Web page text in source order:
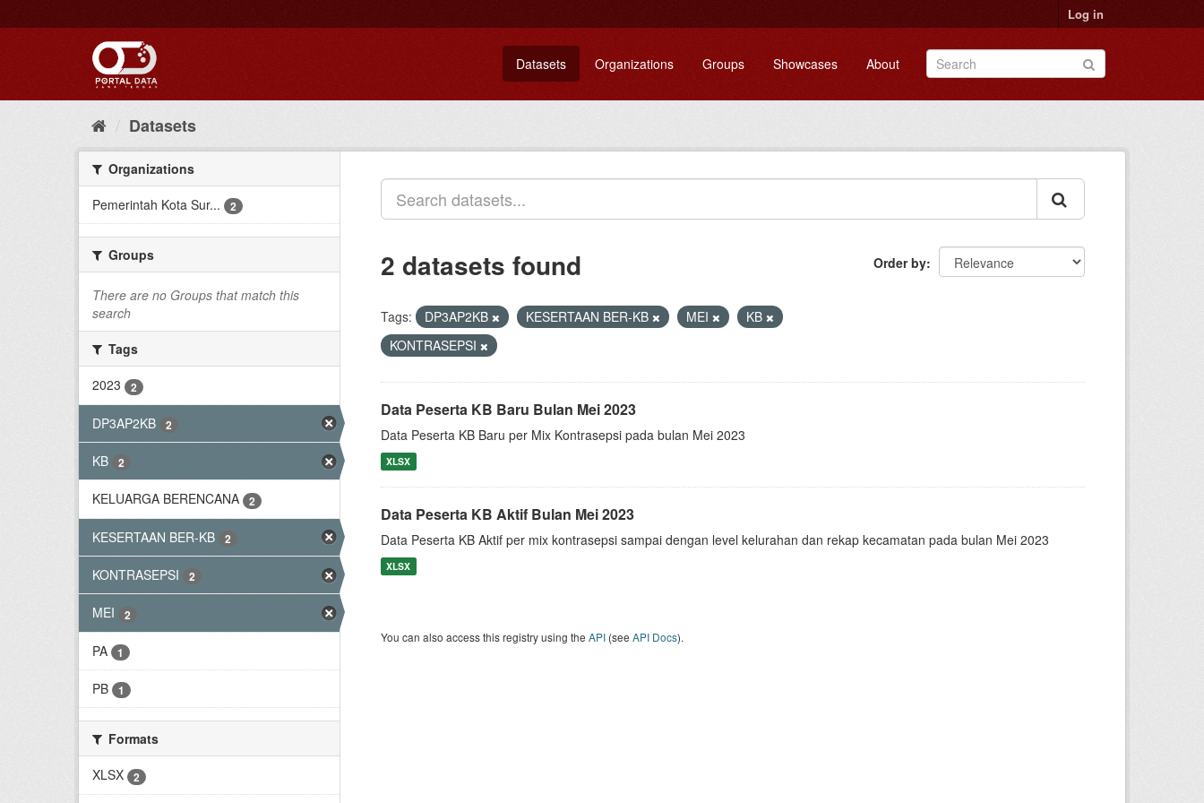
to
Log in
Datasets Organizations Groups Showcases About
Datasets
Organizations
Pemerintah Kota Sur...
2
Groups
There are no Groups that match this
search
Tags
2023
2
DP3AP2KB 2
KB 2
KELUARGA BERENCANA 2
KESERTAAN BER-KB 2
KONTRASEPSI 2
MEI 2
PA 1
PB 1
Formats
XLSX
2
Order by
2 datasets found
Tags: DP3AP2KB KESERTAAN BER-KB MEI
KB
KONTRASEPSI
Data Peserta KB Baru Bulan Mei 2023
Data Peserta KB Baru per Mix Kontrasepsi pada bulan Mei 2023
XLSX
Data Peserta KB Aktif Bulan Mei 2023
Data Peserta KB Aktif per mix kontrasepsi sampai dengan level kelurahan dan rekap kecamatan pada bulan Mei 2023
XLSX
You can also access this registry using the API (see API Docs).